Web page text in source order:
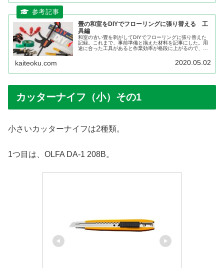
畳の和室をDIYでフローリングに張り替える 工
具編
和室の古い畳を剥がしてDIYでフローリングに張り替えた
記録。これまで、事前準備と揃えた材料を記事にした。用
途に合った工具があると作業効率が格段に上がるので、用
kaiteoku.com 2020.05.02
カッターナイフ（小）その1
小さいカッターナイフは2種類。
1つ目は、OLFA DA-1 208B。